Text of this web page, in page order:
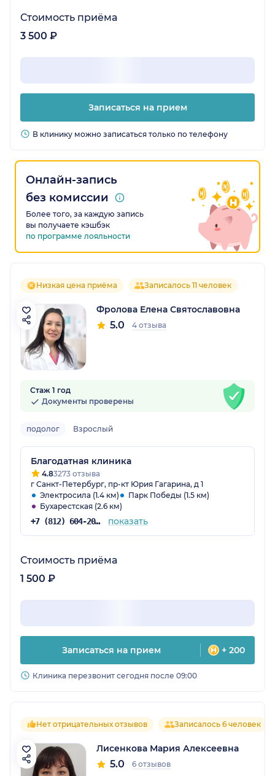
Стоимость приёма
3 500 ₽
Записаться на прием
В клинику можно записаться только по телефону
Онлайн-запись
без комиссии
Более того, за каждую запись
вы получаете кэшбэк
по программе лояльности
Низкая цена приёма Записалось 11 человек
Фролова Елена Святославовна
5.0 4 отзыва
Стаж 1 год
Документы проверены
подолог Взрослый
Благодатная клиника
4.83273 отзыва
г Санкт-Петербург, пр-кт Юрия Гагарина, д 1
Электросила (1.4 км)
Парк Победы (1.5 км)
Бухарестская (2.6 км)
+7 (812) 604-20-51 показать
Стоимость приёма
1 500 ₽
Записаться на прием + 200
Клиника перезвонит сегодня после 09:00
Нет отрицательных отзывов Записалось 6 человек
Лисенкова Мария Алексеевна
5.0 6 отзывов